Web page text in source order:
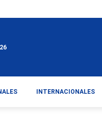
INTERNACIONALES